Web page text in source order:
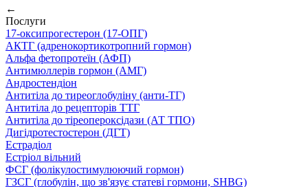
←
Послуги
17-оксипрогестерон (17-ОПГ)
АКТГ (адренокортикотропний гормон)
Альфа фетопротеїн (АФП)
Антимюллерів гормон (АМГ)
Андростендіон
Антитіла до тиреоглобуліну (анти-ТГ)
Антитіла до рецепторів ТТГ
Антитіла до тіреопероксідази (АТ ТПО)
Дигідротестостерон (ДГТ)
Естрадіол
Естріол вільний
ФСГ (фолікулостимулюючий гормон)
ГЗСГ (глобулін, що зв'язує статеві гормони, SHBG)